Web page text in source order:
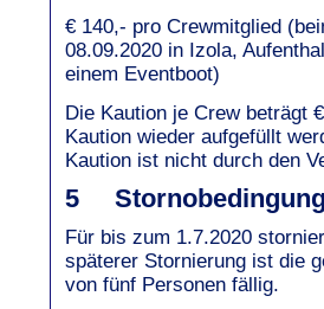
€ 140,- pro Crewmitglied
08.09.2020 in Izola,
einem Eventboot)
Die Kaution je Crew beträgt
Kaution wieder aufgefüllt
Kaution ist nicht durch den
5
Für bis zum 1.7.2020
späterer Stornierung ist die
von fünf Personen fällig.